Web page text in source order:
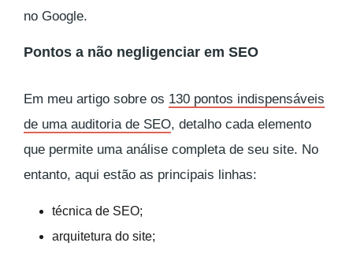
no Google.
Pontos a não negligenciar em SEO
Em meu artigo sobre os 130 pontos indispensáveis
de uma auditoria de SEO, detalho cada elemento
que permite uma análise completa de seu site. No
entanto, aqui estão as principais linhas:
técnica de SEO;
arquitetura do site;